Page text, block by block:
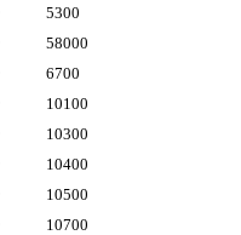
5300
58000
6700
10100
10300
10400
10500
10700